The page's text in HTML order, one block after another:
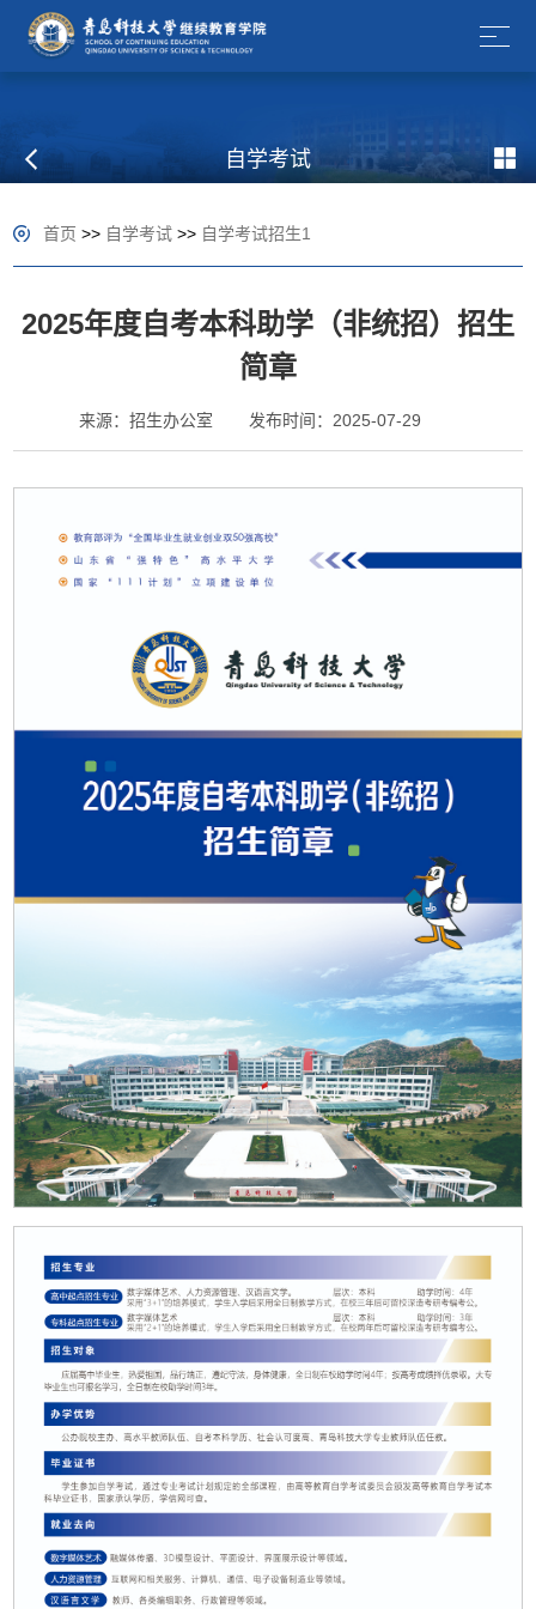
自学考试
首页 >> 自学考试 >> 自学考试招生1
2025年度自考本科助学（非统招）招生
简章
来源：招生办公室 发布时间：2025-07-29